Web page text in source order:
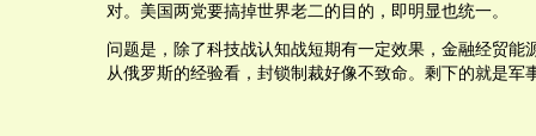
对。美国两党要搞掉世界老二的目的，即明显也统一。
问题是，除了科技战认知战短期有一定效果，金融经贸能
从俄罗斯的经验看，封锁制裁好像不致命。剩下的就是军